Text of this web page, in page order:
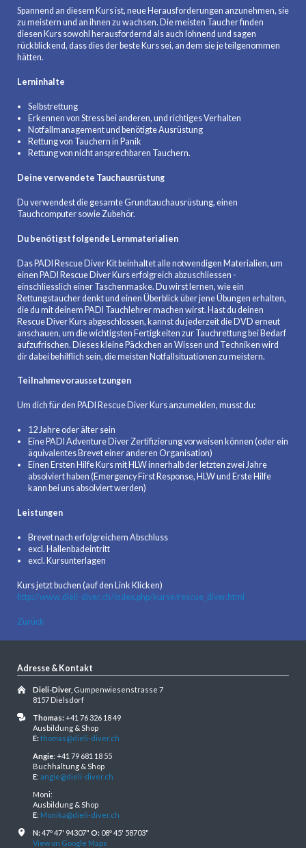
Spannend an diesem Kurs ist, neue Herausforderungen anzunehmen, sie
zu meistern und an ihnen zu wachsen. Die meisten Taucher finden
diesen Kurs sowohl herausfordernd als auch lohnend und sagen
rückblickend, dass dies der beste Kurs sei, an dem sie je teilgenommen
hätten.
Lerninhalte
Selbstrettung
Erkennen von Stress bei anderen, und richtiges Verhalten
Notfallmanagement und benötigte Ausrüstung
Rettung von Tauchern in Panik
Rettung von nicht ansprechbaren Tauchern.
Deine verwendete Tauchausrüstung
Du verwendest die gesamte Grundtauchausrüstung, einen
Tauchcomputer sowie Zubehör.
Du benötigst folgende Lernmaterialien
Das PADI Rescue Diver Kit beinhaltet alle notwendigen Materialien, um
einen PADI Rescue Diver Kurs erfolgreich abzuschliessen -
einschliesslich einer Taschenmaske. Du wirst lernen, wie ein
Rettungstaucher denkt und einen Überblick über jene Übungen erhalten,
die du mit deinem PADI Tauchlehrer machen wirst. Hast du deinen
Rescue Diver Kurs abgeschlossen, kannst du jederzeit die DVD erneut
anschauen, um die wichtigsten Fertigkeiten zur Tauchrettung bei Bedarf
aufzufrischen. Dieses kleine Päckchen an Wissen und Techniken wird
dir dabei behilflich sein, die meisten Notfallsituationen zu meistern.
Teilnahmevoraussetzungen
Um dich für den PADI Rescue Diver Kurs anzumelden, musst du:
12 Jahre oder älter sein
Eine PADI Adventure Diver Zertifizierung vorweisen können (oder ein
äquivalentes Brevet einer anderen Organisation)
Einen Ersten Hilfe Kurs mit HLW innerhalb der letzten zwei Jahre
absolviert haben (Emergency First Response, HLW und Erste Hilfe
kann bei uns absolviert werden)
Leistungen
Brevet nach erfolgreichem Abschluss
excl. Hallenbadeintritt
excl. Kursunterlagen
Kurs jetzt buchen (auf den Link Klicken)
http://www.dieli-diver.ch/index.php/kurse/rescue_diver.html
Zurück
Adresse & Kontakt
Dieli-Diver, Gumpenwiesenstrasse 7
8157 Dielsdorf
Thomas:+41 76 326 18 49
Ausbildung & Shop
E:thomas@dieli-diver.ch
Angie: +41 79 681 18 55
Buchhaltung & Shop
E: angie@dieli-diver.ch
Moni:
Ausbildung & Shop
E: Monika@dieli-diver.ch
N:47º 47' 94307" O:08º 45' 58703"
View on Google Maps